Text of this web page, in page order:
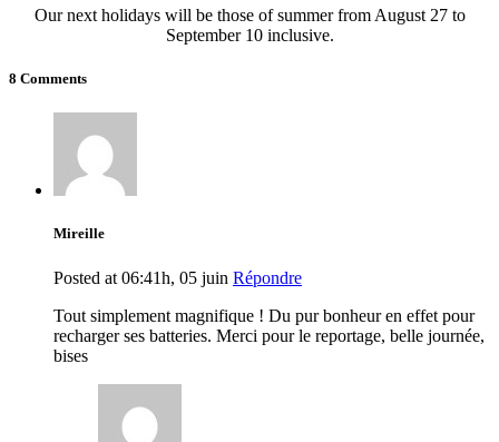
Our next holidays will be those of summer from August 27 to
September 10 inclusive.
8 Comments
Mireille
Posted at 06:41h, 05 juin Répondre
Tout simplement magnifique ! Du pur bonheur en effet pour
recharger ses batteries. Merci pour le reportage, belle journée,
bises